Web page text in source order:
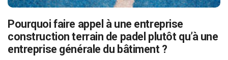
Pourquoi faire appel à une entreprise
construction terrain de padel plutôt qu’à une
entreprise générale du bâtiment ?